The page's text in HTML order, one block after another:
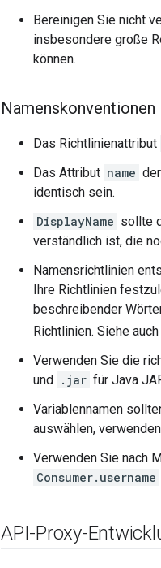
Bereinigen Sie nicht
insbesondere große
können.
Namenskonventionen
Das Richtlinienattribut
Das Attribut name
identisch sein.
DisplayName sollte
verständlich ist, die
Namensrichtlinien
Ihre Richtlinien
beschreibender
Richtlinien. Siehe auch
Verwenden Sie die
und .jar für Java
Variablennamen
auswählen,
Verwenden Sie nach
Consumer.username
API-Proxy-